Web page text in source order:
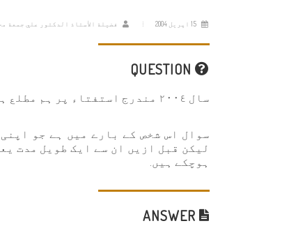
فضيلة الأستاذ الدكتور علي جمعة
سال ٢٠٠٤ مندرج استفتاء پر ہم مطلع ہوئے جو حسب ذیل سوال پر مشتمل ہے:
سوال اس شخص کے بارے میں ہے جو
لیکن قبل ازیں ان سے ایک طویل مدت
ہوچکے ہیں.